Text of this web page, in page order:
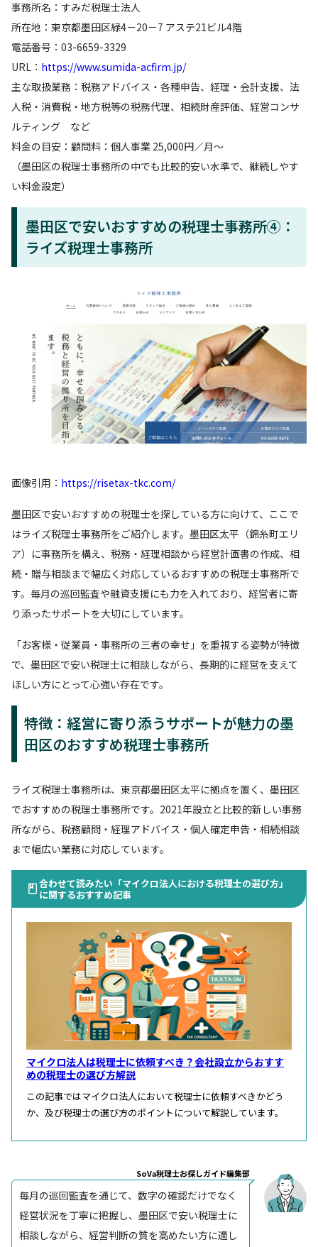
事務所名：すみだ税理士法人
所在地：東京都墨田区緑4－20－7 アステ21ビル4階
電話番号：03-6659-3329
URL： https://www.sumida-acfirm.jp/
主な取扱業務：税務アドバイス・各種申告、経理・会計支援、法
人税・消費税・地方税等の税務代理、相続財産評価、経営コンサ
ルティング など
料金の目安：顧問料：個人事業 25,000円／月～
（墨田区の税理士事務所の中でも比較的安い水準で、継続しやす
い料金設定）
墨田区で安いおすすめの税理士事務所④：
ライズ税理士事務所
画像引用： https://risetax-tkc.com/
墨田区で安いおすすめの税理士を探している方に向けて、ここで
はライズ税理士事務所をご紹介します。墨田区太平（錦糸町エリ
ア）に事務所を構え、税務・経理相談から経営計画書の作成、相
続・贈与相談まで幅広く対応しているおすすめの税理士事務所で
す。毎月の巡回監査や融資支援にも力を入れており、経営者に寄
り添ったサポートを大切にしています。
「お客様・従業員・事務所の三者の幸せ」を重視する姿勢が特徴
で、墨田区で安い税理士に相談しながら、長期的に経営を支えて
ほしい方にとって心強い存在です。
特徴：経営に寄り添うサポートが魅力の墨
田区のおすすめ税理士事務所
ライズ税理士事務所は、東京都墨田区太平に拠点を置く、墨田区
でおすすめの税理士事務所です。2021年設立と比較的新しい事務
所ながら、税務顧問・経理アドバイス・個人確定申告・相続相談
まで幅広い業務に対応しています。
合わせて読みたい「マイクロ法人における税理士の選び方」
に関するおすすめ記事
マイクロ法人は税理士に依頼すべき？会社設立からおすす
めの税理士の選び方解説
この記事ではマイクロ法人において税理士に依頼すべきかどう
か、及び税理士の選び方のポイントについて解説しています。
SoVa税理士お探しガイド編集部
毎月の巡回監査を通じて、数字の確認だけでなく
経営状況を丁寧に把握し、墨田区で安い税理士に
相談しながら、経営判断の質を高めたい方に適し